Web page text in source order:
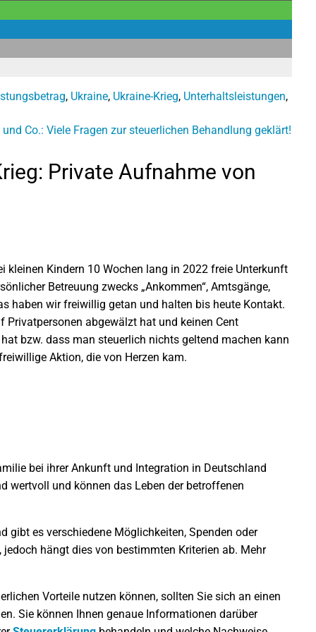
, Ukraine, Ukraine-Krieg, Unterhaltsleistungen,
Co.: Viele Fragen zur steuerlichen Behandlung geklärt!
Private Aufnahme von
kleinen Kindern 10 Wochen lang in 2022 freie Unterkunft
Betreuung zwecks „Ankommen“, Amtsgänge,
haben wir freiwillig getan und halten bis heute Kontakt.
abgewälzt hat und keinen Cent
bzw. dass man steuerlich nichts geltend machen kann
Aktion, die von Herzen kam.
bei ihrer Ankunft und Integration in Deutschland
wertvoll und können das Leben der betroffenen
gibt es verschiedene Möglichkeiten, Spenden oder
hängt dies von bestimmten Kriterien ab. Mehr
Vorteile nutzen können, sollten Sie sich an einen
Sie können Ihnen genaue Informationen darüber